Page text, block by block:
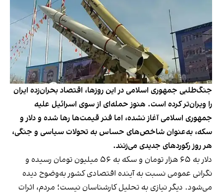
جنگ‌طلبی جمهوری اسلامی در این روزها، اقتصاد بحران‌زده ایران
را ویران‌تر کرده است. هنوز حمله‌ای از سوی اسرائیل علیه
جمهوری اسلامی آغاز نشده، اما فنر قیمت‌ها رها شده و دلار و
سکه، به‌عنوان شاخص‌های حساس به تحولات سیاسی و جنگی،
هر روز رکوردهای جدیدی می‌زنند.
دلار به ۶۵ هزار تومان و سکه به ۵۶ میلیون تومان رسیده و
نگرانی عمومی نسبت به آینده اقتصادی کشور به‌وضوح دیده
می‌شود. دیگر نیازی به تحلیل کارشناسان نیست؛ مردم، اثرات